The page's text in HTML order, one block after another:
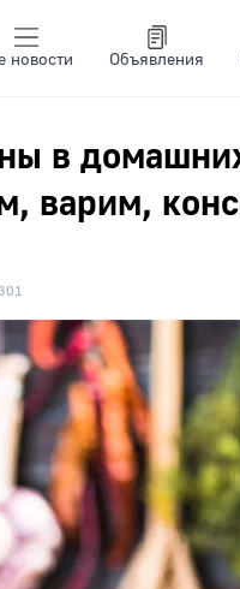
новости Объявления
в
варим,